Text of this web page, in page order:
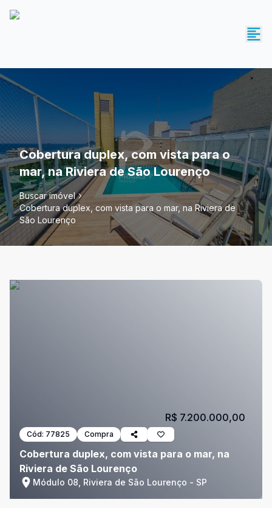
Cobertura duplex, com vista para o
mar, na Riviera de São Lourenço
Buscar imóvel
Cobertura duplex, com vista para o mar, na Riviera de
São Lourenço
Cód: 77825 Compra
Cobertura duplex, com vista para o mar, na
Riviera de São Lourenço
Módulo 08, Riviera de São Lourenço - SP
R$ 7.200.000,00